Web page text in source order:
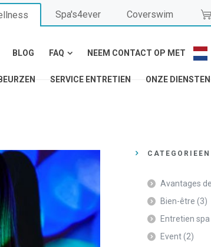
Spa's4ever Coverswim
BLOG FAQ NEEM CONTACT OP MET
BEURZEN SERVICE ENTRETIEN ONZE DIENSTEN
CATEGORIEËN
Avantages
Bien-être (3)
Entretien spa
Event(2)